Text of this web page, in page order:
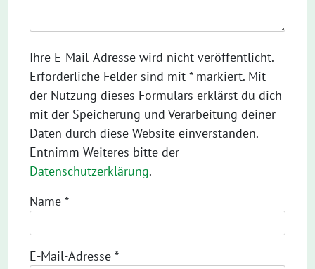
Ihre E-Mail-Adresse wird nicht veröffentlicht.
Erforderliche Felder sind mit * markiert. Mit
der Nutzung dieses Formulars erklärst du dich
mit der Speicherung und Verarbeitung deiner
Daten durch diese Website einverstanden.
Entnimm Weiteres bitte der
Datenschutzerklärung.
Name *
E-Mail-Adresse *